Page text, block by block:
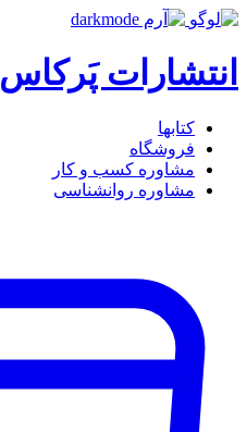
انتشارات پَرکاس
کتاب‎ها
فروشگاه
مشاوره کسب و کار
مشاوره روان‎شناسی